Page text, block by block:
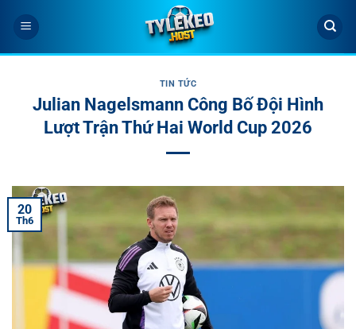
qua
nội
TIN TỨC
Julian Nagelsmann Công Bố Đội Hình
Lượt Trận Thứ Hai World Cup 2026
20
Th6